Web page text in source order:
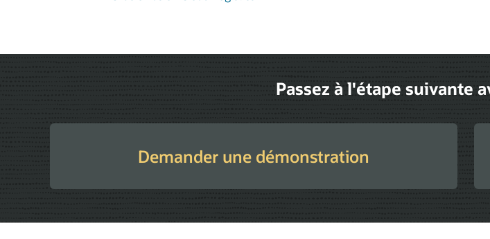
Passez à l'étape suivante
Demander une démonstration